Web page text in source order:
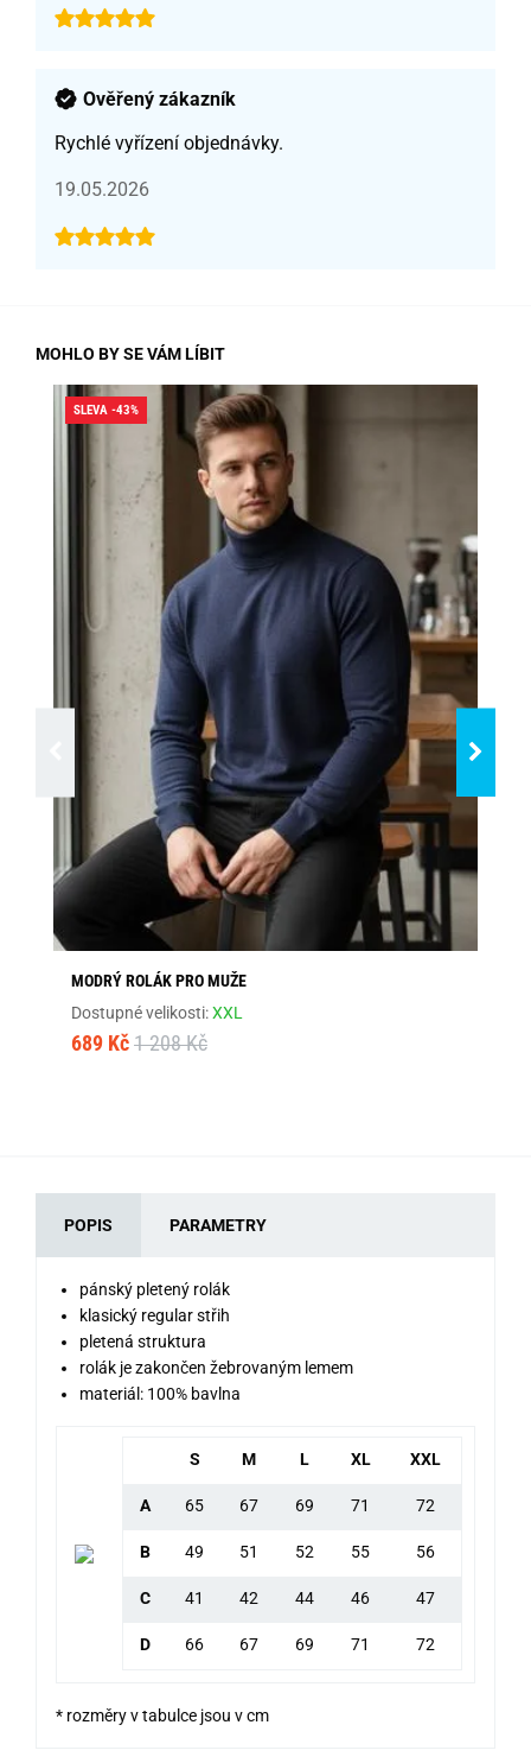
Ověřený zákazník
Rychlé vyřízení objednávky.
19.05.2026
MOHLO BY SE VÁM LÍBIT
SLEVA -43%
MODRÝ ROLÁK PRO MUŽE
Dostupné velikosti:XXL
689 Kč 1 208 Kč
POPIS PARAMETRY
pánský pletený rolák
klasický regular střih
pletená struktura
rolák je zakončen žebrovaným lemem
materiál: 100% bavlna
S M L XL XXL
A 65 67 69 71 72
B 49 51 52 55 56
C 41 42 44 46 47
D 66 67 69 71 72
* rozměry v tabulce jsou v cm